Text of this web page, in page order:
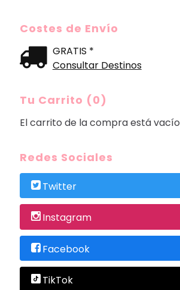
Costes de Envío
GRATIS *
Consultar Destinos
Tu Carrito (0)
El carrito de la compra está vacío
Redes Sociales
Twitter
Instagram
Facebook
TikTok